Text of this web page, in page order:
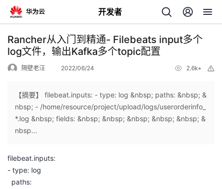
开发者
返
回
个
主
的
Rancher从入门到精通- Filebeats input多个
log文件，输出Kafka多个topic配置
隔壁老汪 2022/06/24 2.6k+
【摘要】 filebeat.inputs: - type: log &nbsp; paths: &nbsp; &
nbsp; - /home/resource/project/upload/logs/userorderinfo_
*.log &nbsp; fields: &nbsp; &nbsp; &nbsp; &nbsp; &nbsp; &
nbsp...
filebeat.inputs:
- type: log
paths: